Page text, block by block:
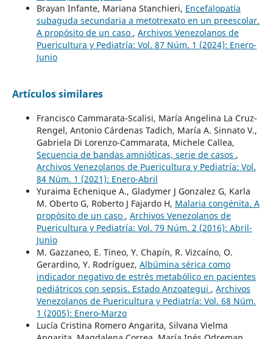
Brayan Infante, Mariana Stanchieri, Encefalopatía
subaguda secundaria a metotrexato en un preescolar.
A propósito de un caso , Archivos Venezolanos de
Puericultura y Pediatría: Vol. 87 Núm. 1 (2024): Enero-
Junio
Artículos similares
Francisco Cammarata-Scalisi, María Angelina La Cruz-
Rengel, Antonio Cárdenas Tadich, María A. Sinnato V.,
Gabriela Di Lorenzo-Cammarata, Michele Callea,
Secuencia de bandas amnióticas, serie de casos ,
Archivos Venezolanos de Puericultura y Pediatría: Vol.
84 Núm. 1 (2021): Enero-Abril
Yuraima Echenique A., Gladymer J Gonzalez G, Karla
M. Oberto G, Roberto J Fajardo H, Malaria congénita. A
propósito de un caso , Archivos Venezolanos de
Puericultura y Pediatría: Vol. 79 Núm. 2 (2016): Abril-
Junio
M. Gazzaneo, E. Tineo, Y. Chapín, R. Vizcaíno, O.
Gerardino, Y. Rodríguez, Albúmina sérica como
indicador negativo de estrés metabólico en pacientes
pediátricos con sepsis. Estado Anzoategui , Archivos
Venezolanos de Puericultura y Pediatría: Vol. 68 Núm.
1 (2005): Enero-Marzo
Lucía Cristina Romero Angarita, Silvana Vielma